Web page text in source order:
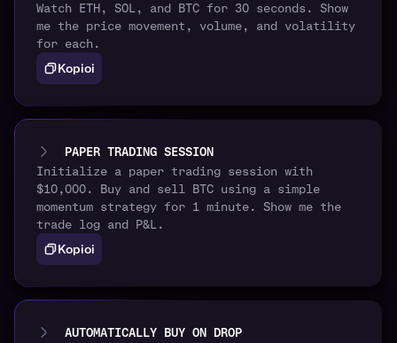
Watch ETH, SOL, and BTC for 30 seconds. Show
me the price movement, volume, and volatility
for each.
Kopioi
PAPER TRADING SESSION
Initialize a paper trading session with
$10,000. Buy and sell BTC using a simple
momentum strategy for 1 minute. Show me the
trade log and P&L.
Kopioi
AUTOMATICALLY BUY ON DROP